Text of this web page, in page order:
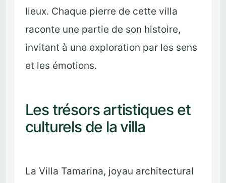
lieux. Chaque pierre de cette villa
raconte une partie de son histoire,
invitant à une exploration par les sens
et les émotions.
Les trésors artistiques et
culturels de la villa
La Villa Tamarina, joyau architectural